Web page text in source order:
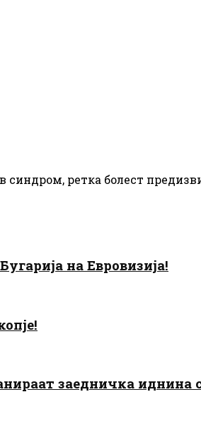
ретка болест
на Евровизија!
заедничка иднина